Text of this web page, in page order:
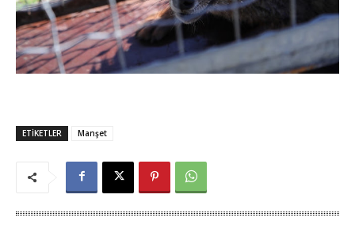
ETIKETLER Manşet